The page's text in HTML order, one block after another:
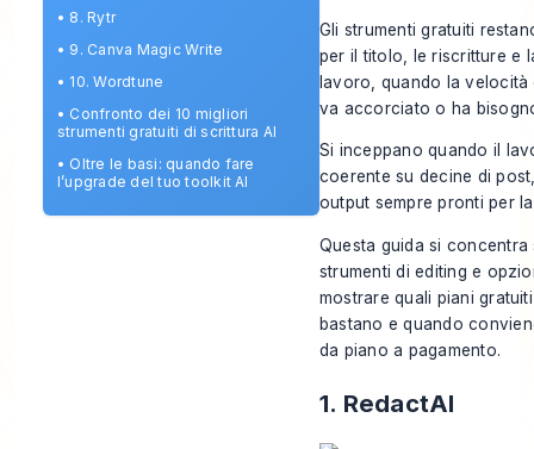
• 8. Rytr
• 9. Canva Magic Write
• 10. Wordtune
• Confronto dei 10 migliori
strumenti gratuiti di scrittura AI
• Oltre le basi: quando fare
l’upgrade del tuo toolkit AI
Gli strumenti gratuiti
per il titolo, le riscritture e
lavoro, quando la
va accorciato o ha
Si inceppano quando il
coerente su decine di
output sempre pronti per
Questa guida si
strumenti di editing e
mostrare quali piani
bastano e quando
da piano a pagamento.
1. RedactAI